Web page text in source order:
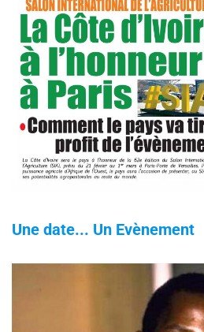
Une date... Un Evènement